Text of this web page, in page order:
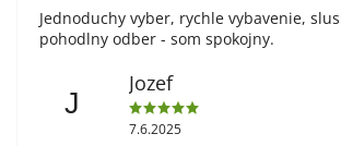
Jednoduchy vyber, rychle vybavenie,
pohodlny odber - som spokojny.
J
Jozef
7.6.2025